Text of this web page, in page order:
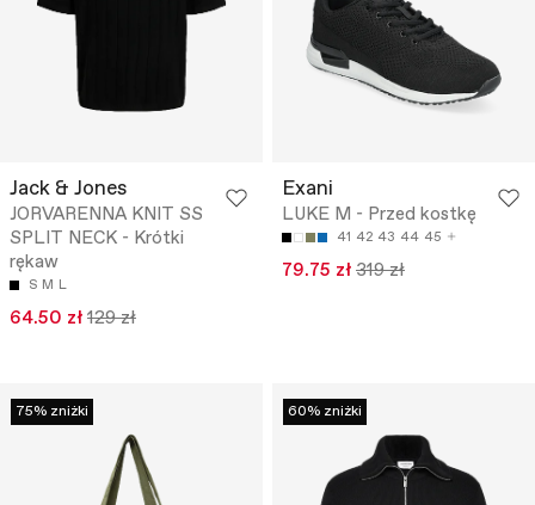
Jack & Jones
JORVARENNA KNIT SS
SPLIT NECK - Krótki
rękaw
S M L
64.50 zł 129 zł
Exani
LUKE M - Przed kostkę
41 42 43 44 45
79.75 zł 319 zł
75% zniżki 60% zniżki